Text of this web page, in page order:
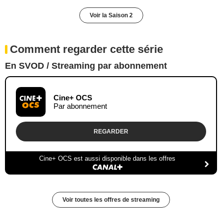
Voir la Saison 2
Comment regarder cette série
En SVOD / Streaming par abonnement
Cine+ OCS
Par abonnement
REGARDER
Cine+ OCS est aussi disponible dans les offres
Voir toutes les offres de streaming